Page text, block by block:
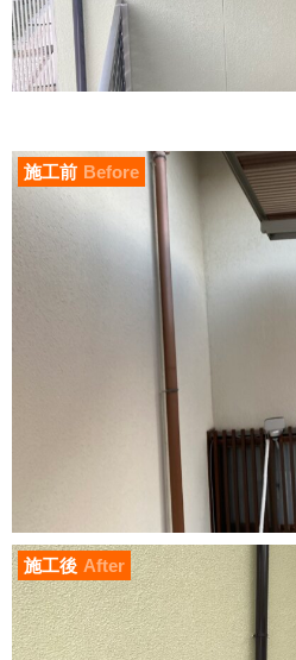
施工前 Before
施工後 After